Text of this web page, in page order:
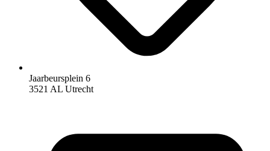
Jaarbeursplein 6
3521 AL Utrecht